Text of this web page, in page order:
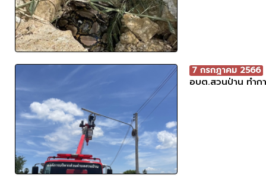
7 กรกฎาคม 2566
อบต.สวนป่าน ทำก